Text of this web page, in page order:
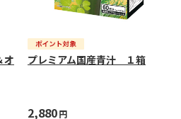
オ
プレミアム国産青汁 １箱
2,880円